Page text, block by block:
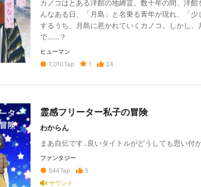
カノコはとある洋館の地縛霊。数十年の間、洋
んなある日、「月島」と名乗る青年が現れ、「
するうち、月島に惹かれていくカノコ。しかし
で……？
ヒューマン
7,010Tap 1 24
霊感フリーター私子の冒険
わからん
まあ自伝です‥良いタイトルがどうしても思い付
ファンタジー
544Tap
5
サウンド